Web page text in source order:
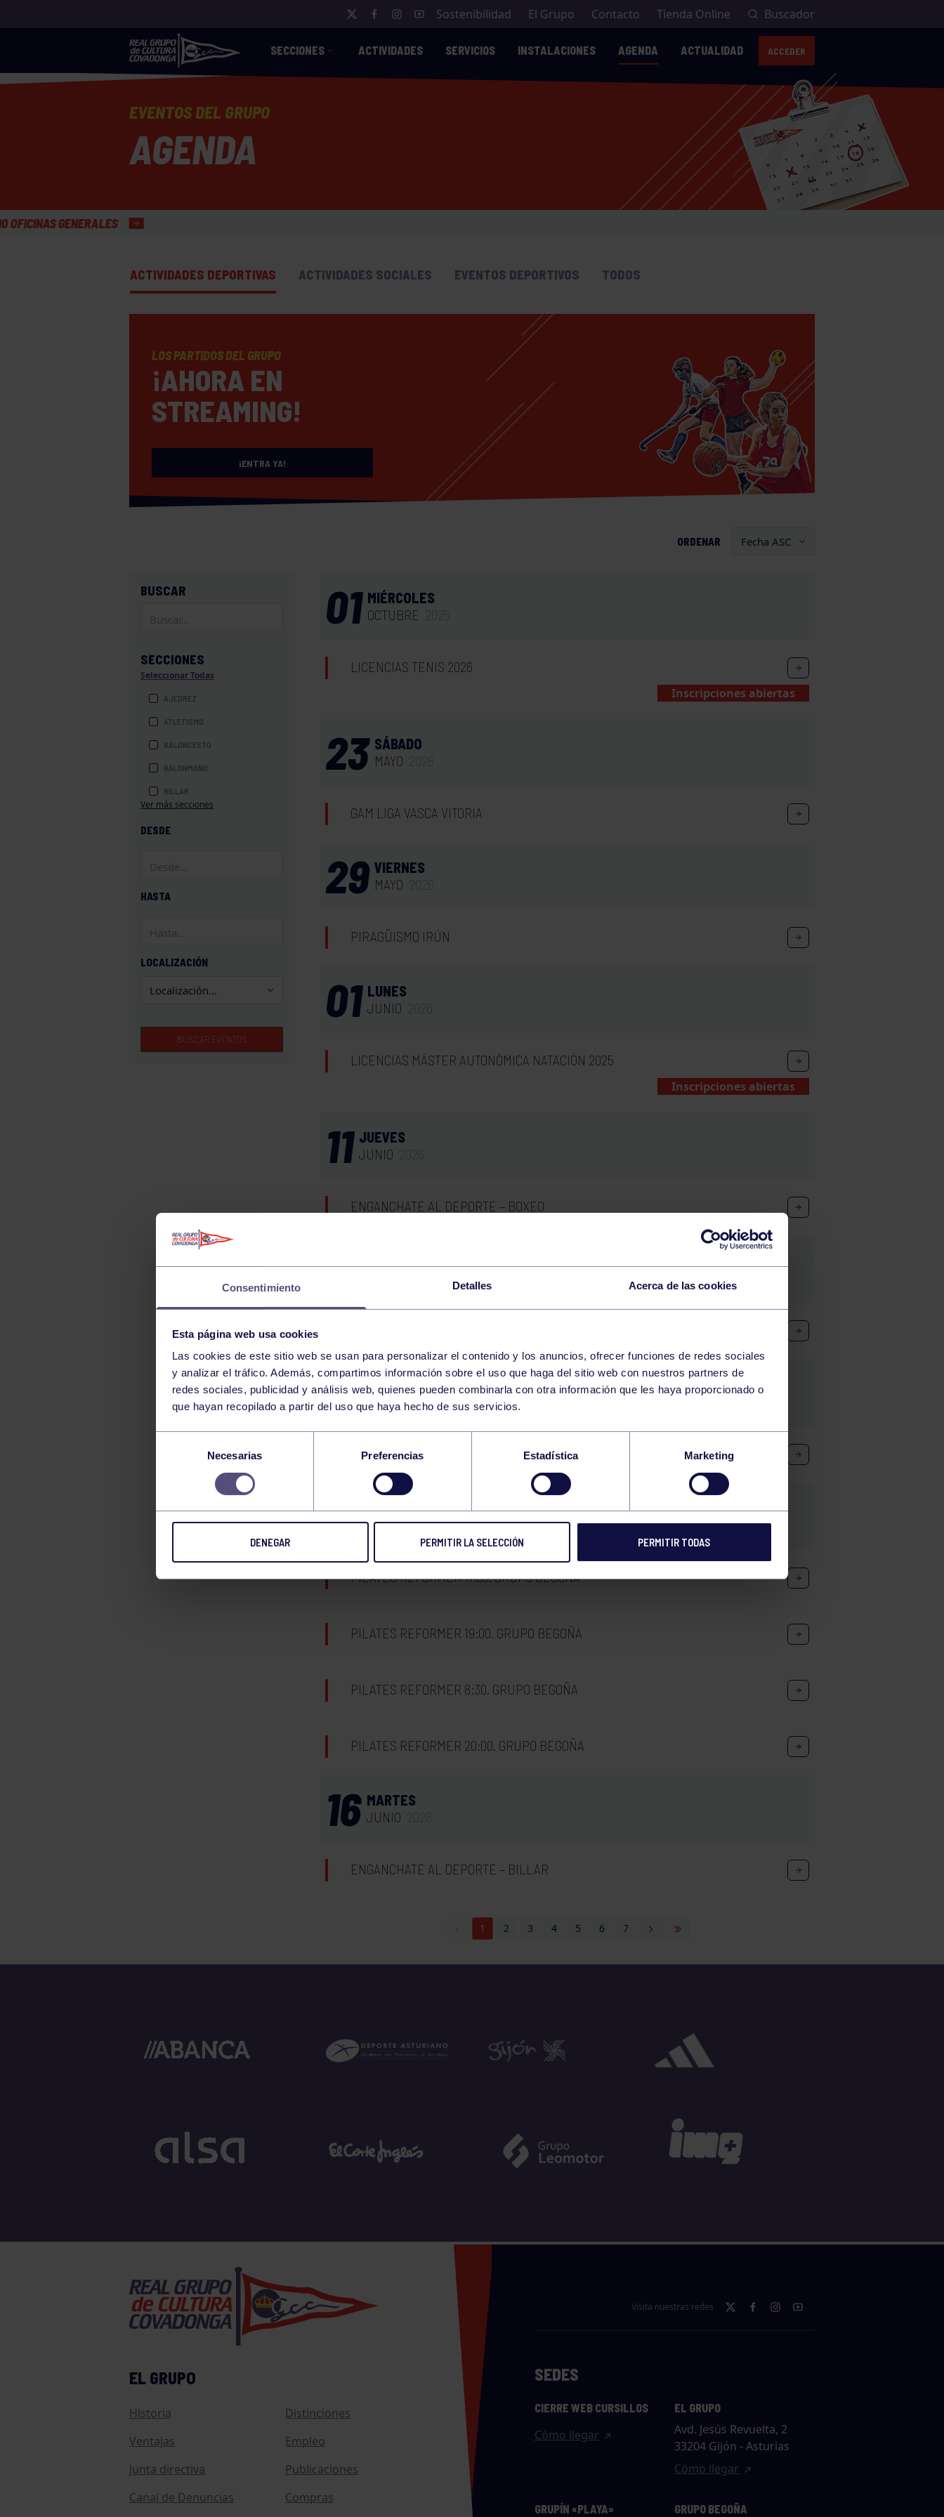
Consentimiento Detalles Acerca de las cookies
Esta página web usa cookies
Las cookies de este sitio web se usan para personalizar el contenido y los anuncios, ofrecer funciones de redes sociales
y analizar el tráfico. Además, compartimos información sobre el uso que haga del sitio web con nuestros partners de
redes sociales, publicidad y análisis web, quienes pueden combinarla con otra información que les haya proporcionado o
que hayan recopilado a partir del uso que haya hecho de sus servicios.
consentimiento
Necesarias Preferencias Estadística Marketing
DENEGAR PERMITIR LA SELECCIÓN PERMITIR TODAS
Sostenibilidad El Grupo Contacto Tienda Online Buscador
SECCIONES ACTIVIDADES SERVICIOS INSTALACIONES AGENDA ACTUALIDAD ACCEDER
EVENTOS DEL GRUPO
AGENDA
ACTIVIDADES DEPORTIVAS ACTIVIDADES SOCIALES EVENTOS DEPORTIVOS TODOS
LOS PARTIDOS DEL GRUPO
¡AHORA EN
STREAMING!
¡ENTRA YA!
ORDENAR
BUSCAR
SECCIONES
Seleccionar Todas
AJEDREZ
ATLETISMO
BALONCESTO
BALONMANO
BILLAR
BOXEO
KÁRATE
RUGBY
Ver más secciones
DESDE
HASTA
LOCALIZACIÓN
BUSCAR EVENTOS
01 MIÉRCOLES
OCTUBRE
LICENCIAS TENIS 2026
Inscripciones abiertas
23 SÁBADO
MAYO
GAM LIGA VASCA VITORIA
29 VIERNES
MAYO
PIRAGÜISMO IRÚN
01 LUNES
JUNIO
LICENCIAS MÁSTER AUTONÓMICA NATACIÓN 2025
Inscripciones abiertas
11 JUEVES
JUNIO
ENGANCHATE AL DEPORTE – BOXEO
12
13 SÁBADO
JUNIO 2026
WOD 12:00-12:30 GIMNASIO
15 LUNES
JUNIO 2026
PILATES REFORMER 11:30. GRUPO BEGOÑA
PILATES REFORMER 19:00. GRUPO BEGOÑA
PILATES REFORMER 8:30. GRUPO BEGOÑA
PILATES REFORMER 20:00. GRUPO BEGOÑA
16 MARTES
JUNIO
ENGANCHATE AL DEPORTE – BILLAR
1 2 3 4 5 6 7
EL GRUPO
Historia
Distinciones
Ventajas
Empleo
Junta directiva
Publicaciones
Canal de Denuncias
Compras
Visita nuestras redes
SEDES
CIERRE WEB CURSILLOS
Cómo llegar
EL GRUPO
Avd. Jesús Revuelta, 2
33204 Gijón - Asturias
Cómo llegar
GRUPÍN «PLAYA» GRUPO BEGOÑA